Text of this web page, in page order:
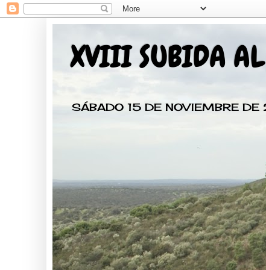
XVIII SUBIDA AL
SÁBADO 15 DE NOVIEMBRE